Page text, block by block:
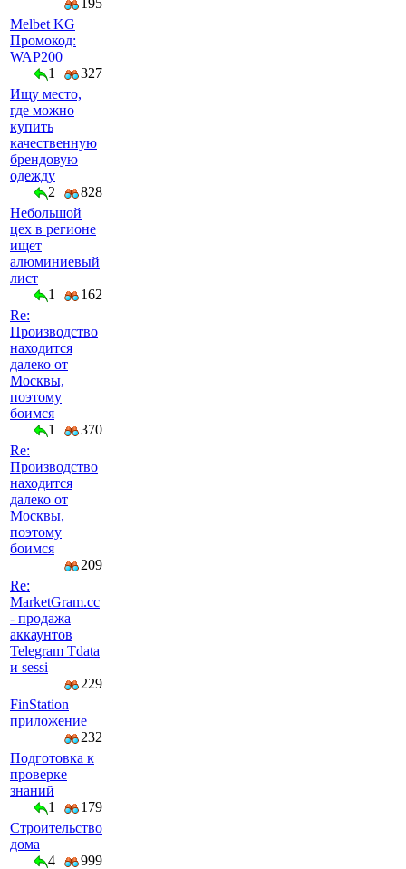
195
Melbet KG
Промокод:
WAP200
1
327
Ищу место,
где можно
купить
качественную
брендовую
одежду
2
828
Небольшой
цех в регионе
ищет
алюминиевый
лист
1
162
Re:
Производство
находится
далеко от
Москвы,
поэтому
боимся
1
370
Re:
Производство
находится
далеко от
Москвы,
поэтому
боимся
209
Re:
MarketGram.cc
- продажа
аккаунтов
Telegram Tdata
и sessi
229
FinStation
приложение
232
Подготовка к
проверке
знаний
1
179
Строительство
дома
4
999